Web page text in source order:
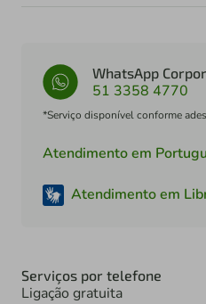
WhatsApp
51 3358 4770
*Serviço disponível conforme
Atendimento em
Atendimento em
Serviços por telefone
Ligação gratuita